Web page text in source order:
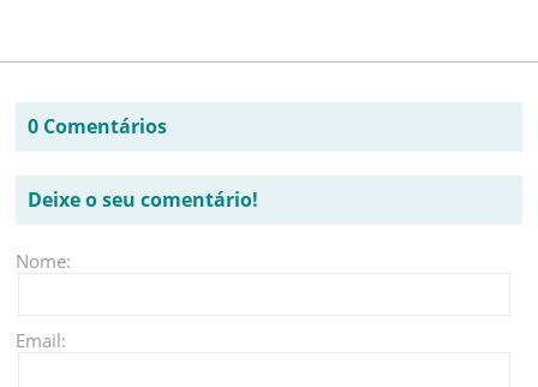
0 Comentários
Deixe o seu comentário!
Nome:
Email: